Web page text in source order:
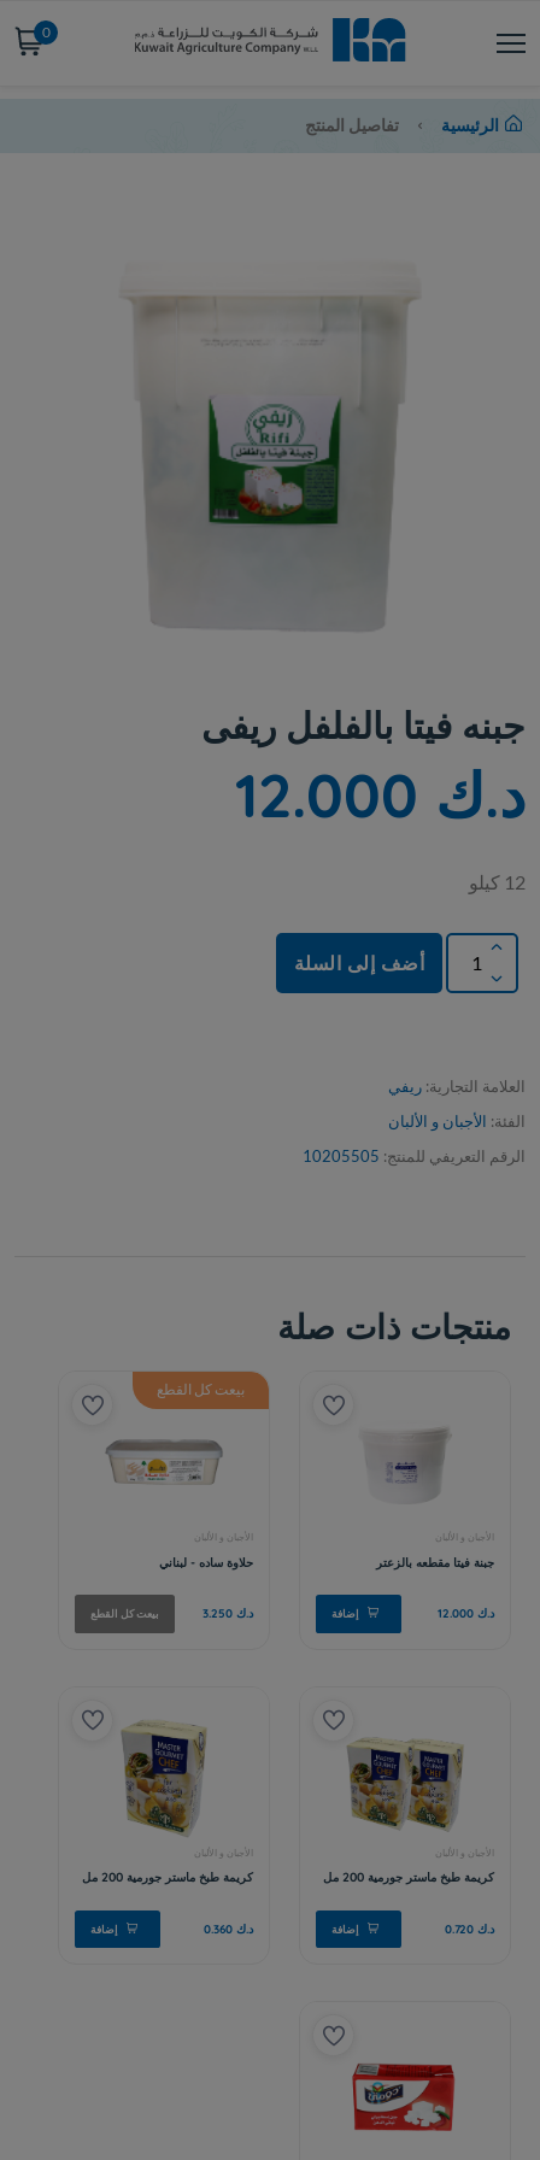
0
الرئيسية تفاصيل المنتج
جبنه فيتا بالفلفل ريفى
د.ك 12.000
12 كيلو
أضف إلى السلة
العلامة التجارية: ريفي
الفئة: الأجبان و الألبان
الرقم التعريفي للمنتج: 10205505
منتجات ذات صلة
بيعت كل القطع